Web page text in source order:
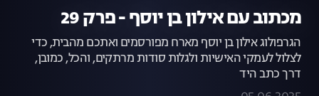
מכתוב עם אילון בן יוסף - פרק 29
הגרפולוג אילון בן יוסף מארח מפורסמים ואתכם מהבית, כדי
לצלול לעמקי האישיות ולגלות סודות מרתקים, והכל, כמובן,
דרך כתב היד